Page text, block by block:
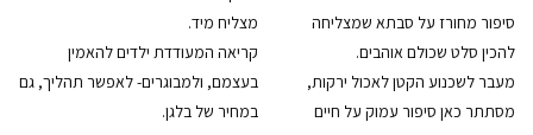
סיפור מחורז על סבתא שמצליחה
להכין סלט שכולם אוהבים.
מעבר לשכנוע הקטן לאכול ירקות,
מסתתר כאן סיפור עמוק על חיים
מצליח מיד.
קריאה המעודדת ילדים להאמין
בעצמם, ולמבוגרים- לאפשר תהליך, גם
במחיר של בלגן.